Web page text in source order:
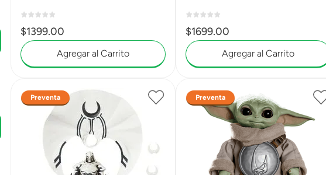
$1399.00
Agregar al Carrito
$1699.00
Agregar al Carrito
Preventa Preventa